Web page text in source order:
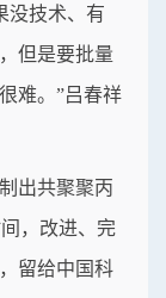
没技术、有
但是要批量
难。”吕春祥
出共聚聚丙
，改进、完
留给中国科